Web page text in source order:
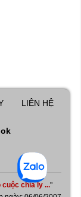
LIÊN HỆ
chia ly ..."